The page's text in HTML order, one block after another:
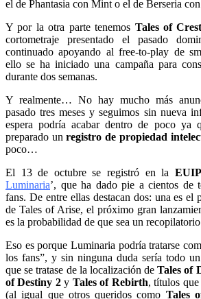
el de Phantasia con Mint o el de Berseria
Y por la otra parte tenemos Tales of
cortometraje presentado el pasado
continuado apoyando al free-to-play de
ello se ha iniciado una campaña para
durante dos semanas.
Y realmente… No hay mucho más
pasado tres meses y seguimos sin nueva
espera podría acabar dentro de poco ya
preparado unregistro de propiedad
poco…
El 13 de octubre se registró en la
Luminaria’, que ha dado pie a cientos de
fans. De entre ellas destacan dos: una es el
de Tales of Arise, el próximo gran
es la probabilidad de que sea un
Eso es porque Luminaria podría tratarse
los fans”, y sin ninguna duda sería todo
que se tratase de la localización deTales of
of Destiny 2y Tales of Rebirth, títulos
(al igual que otros queridos como Tales